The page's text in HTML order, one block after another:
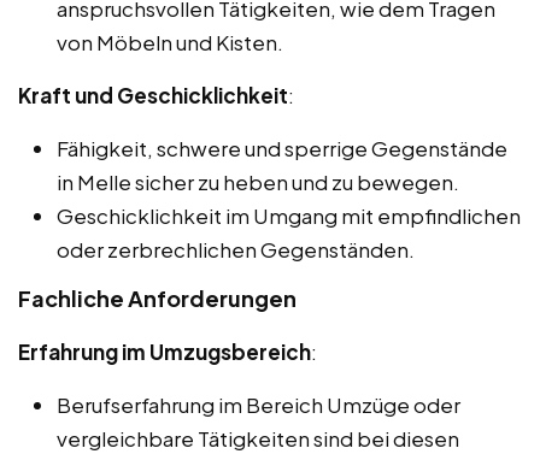
anspruchsvollen Tätigkeiten, wie dem Tragen
von Möbeln und Kisten.
Kraft und Geschicklichkeit:
Fähigkeit, schwere und sperrige Gegenstände
in Melle sicher zu heben und zu bewegen.
Geschicklichkeit im Umgang mit empfindlichen
oder zerbrechlichen Gegenständen.
Fachliche Anforderungen
Erfahrung im Umzugsbereich:
Berufserfahrung im Bereich Umzüge oder
vergleichbare Tätigkeiten sind bei diesen